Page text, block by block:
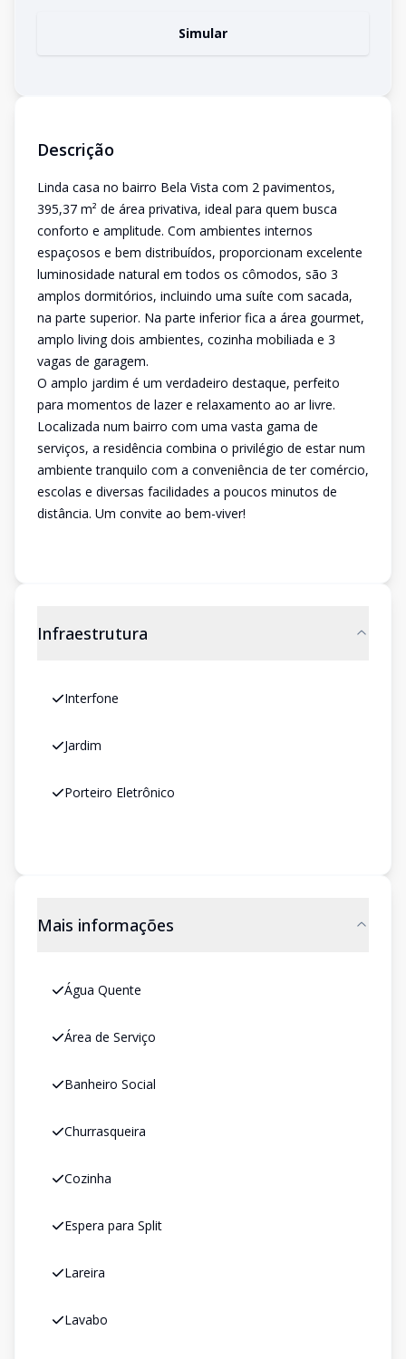
Simular
Descrição
Linda casa no bairro Bela Vista com 2 pavimentos,
395,37 m² de área privativa, ideal para quem busca
conforto e amplitude. Com ambientes internos
espaçosos e bem distribuídos, proporcionam excelente
luminosidade natural em todos os cômodos, são 3
amplos dormitórios, incluindo uma suíte com sacada,
na parte superior. Na parte inferior fica a área gourmet,
amplo living dois ambientes, cozinha mobiliada e 3
vagas de garagem.
O amplo jardim é um verdadeiro destaque, perfeito
para momentos de lazer e relaxamento ao ar livre.
Localizada num bairro com uma vasta gama de
serviços, a residência combina o privilégio de estar num
ambiente tranquilo com a conveniência de ter comércio,
escolas e diversas facilidades a poucos minutos de
distância. Um convite ao bem-viver!
Infraestrutura
Interfone
Jardim
Porteiro Eletrônico
Mais informações
Água Quente
Área de Serviço
Banheiro Social
Churrasqueira
Cozinha
Espera para Split
Lareira
Lavabo